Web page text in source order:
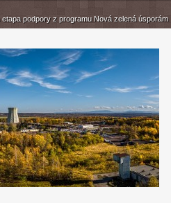
podpory z programu Nová zelená úsporám